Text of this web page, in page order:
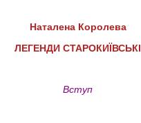
Наталена Королева
ЛЕГЕНДИ СТАРОКИЇВСЬКІ
Вступ